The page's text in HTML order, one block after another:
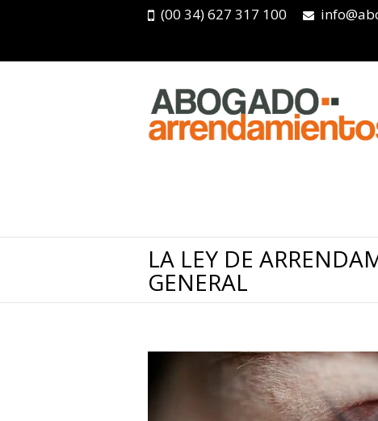
(00 34) 627 317 100
LA LEY DE
GENERAL